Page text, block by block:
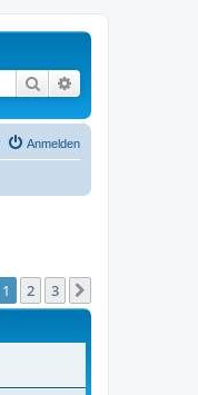
Suche
Anmelden
1 2 3